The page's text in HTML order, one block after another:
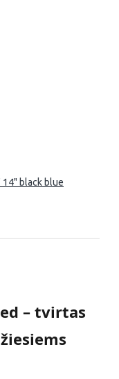
black blue
– tvirtas